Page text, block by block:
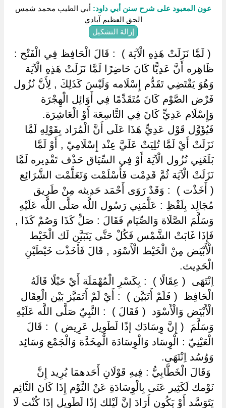
عون المعبود على شرح سنن أبي داود: أبي الطيب محمد شمس
الحق العظيم آبادي
إزالة التشكيل
‏ ‏( لَمَّا نَزَلَتْ هَذِهِ الْآيَة ) ‏ ‏: قَالَ الْحَافِظ فِي الْفَتْح :
ظَاهِره أَنَّ عَدِيًّا كَانَ حَاضِرًا لَمَّا نَزَلَتْ هَذِهِ الْآيَة
وَهُوَ يَقْتَضِي تَقَدُّم إِسْلَامه وَلَيْسَ كَذَلِكَ , لِأَنَّ نُزُول
فَرْض الصَّوْم كَانَ مُتَقَدِّمًا فِي أَوَائِل الْهِجْرَة
وَإِسْلَام عَدِيٍّ كَانَ فِي التَّاسِعَة أَوْ الْعَاشِرَة.
فَيُؤَوَّل قَوْل عَدِيٍّ هَذَا عَلَى أَنَّ الْمُرَاد بِقَوْلِهِ لَمَّا
نَزَلَتْ أَيْ لَمَّا تُلِيَتْ عَلَيَّ عِنْد إِسْلَامِيّ , أَوْ لَمَّا
بَلَغَنِي نُزُول الْآيَة أَوْ فِي السِّيَاق حَذْف تَقْدِيره لَمَّا
نَزَلَتْ الْآيَة ثُمَّ قَدِمْت فَأَسْلَمْت وَتَعَلَّمْت الشَّرَائِع ‏
‏( أَخَذْت ) ‏ ‏: وَقَدْ رَوَى أَحْمَد حَدِيثه مِنْ طَرِيق
مُجَالِد بِلَفْظِ : عَلَّمَنِي رَسُول اللَّه صَلَّى اللَّه عَلَيْهِ
وَسَلَّمَ الصَّلَاة وَالصِّيَام فَقَالَ : صَلِّ كَذَا وَصُمْ كَذَا ,
فَإِذَا غَابَتْ الشَّمْس فَكُلْ حَتَّى يَتَبَيَّن لَك الْخَيْط
الْأَبْيَض مِنْ الْخَيْط الْأَسْوَد , قَالَ فَأَخَذْت خَيْطَيْنِ
الْحَدِيث.
اِنْتَهَى ‏ ‏( عِقَالًا ) ‏ ‏: بِكَسْرِ الْمُهْمَلَة أَيْ حَبْلًا قَالَهُ
الْحَافِظ ‏ ‏( فَلَمْ أَتَبَيَّن ) ‏ ‏: أَيْ لَمْ أَتَمَيَّز بَيْن الْعِقَال
الْأَبْيَض وَالْأَسْوَد ‏ ‏( فَقَالَ ) ‏ ‏: النَّبِيّ صَلَّى اللَّه عَلَيْهِ
وَسَلَّمَ ‏ ‏( إِنَّ وِسَادَك إذًا لَطَوِيل عَرِيض ) ‏ ‏: قَالَ
الْعَيْنِيّ : الْوِسَاد وَالْوِسَادَة الْمِخَدَّة وَالْجَمْع وَسَائِد
وَوُسُد اِنْتَهَى.
‏ ‏وَقَالَ الْخَطَّابِيُّ : فِيهِ قَوْلَانِ أَحَدهمَا يُرِيد إِنَّ
نَوْمك لَكَثِير عَنَى بِالْوِسَادَةِ عَنْ النَّوْم إِذَا كَانَ النَّائِم
يَتَوَسَّد أَوْ يَكُون أَرَادَ إِنَّ لَيْلك إذًا لَطَوِيل إِذَا كُنْت لَا